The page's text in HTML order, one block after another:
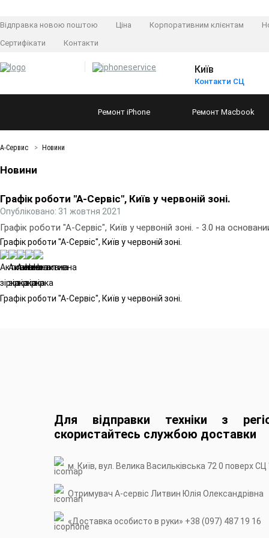
Відправка новою поштою Ціна Корпоративним клієнтам
Сертифікати
Контакти
Київ
Контакти СЦ
Ремонт iPhone Ремонт Macbook
А-Сервис Новини
Новини
Графік роботи "А-Сервіс", Київ у червоній зоні.
Опубліковано: 31 жовтня 2021
Графік роботи "А-Сервіс", Київ у червоній зоні. - 3.0 на
Графік роботи "А-Сервіс", Київ у червоній зоні.
Графік роботи "А-Сервіс", Київ у червоній зоні.
Для відправки техніки з
скористайтесь службою доставки
м. Київ, вул. Велика Васильківська 72 0 поверх
Отримувач А-сервiс Литвин Юлія Олександрівна
«Доставка особисто в руки» +38 (097) 487 19 16